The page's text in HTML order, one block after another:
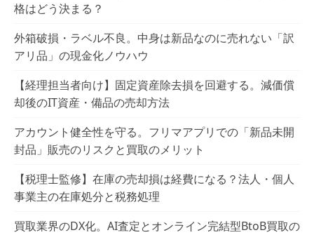
格はどう決まる？
外箱破損・ラベル不良。中身は新品なのに売れない「訳
アリ品」の現金化ノウハウ
【経理担当者向け】固定資産除去損を回避する。減価償
却後のIT資産・備品の売却方法
アカウント健全性を守る。フリマアプリでの「新品未開
封品」販売のリスクと買取のメリット
【税理士監修】在庫の売却損は経費になる？法人・個人
事業主の在庫処分と税務処理
買取業界のDX化。AI査定とオンライン完結型BtoB買取の